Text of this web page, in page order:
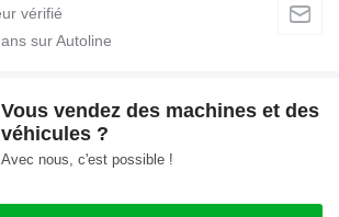
ans sur Autoline
Vous vendez des machines et des
véhicules ?
Avec nous, c'est possible !